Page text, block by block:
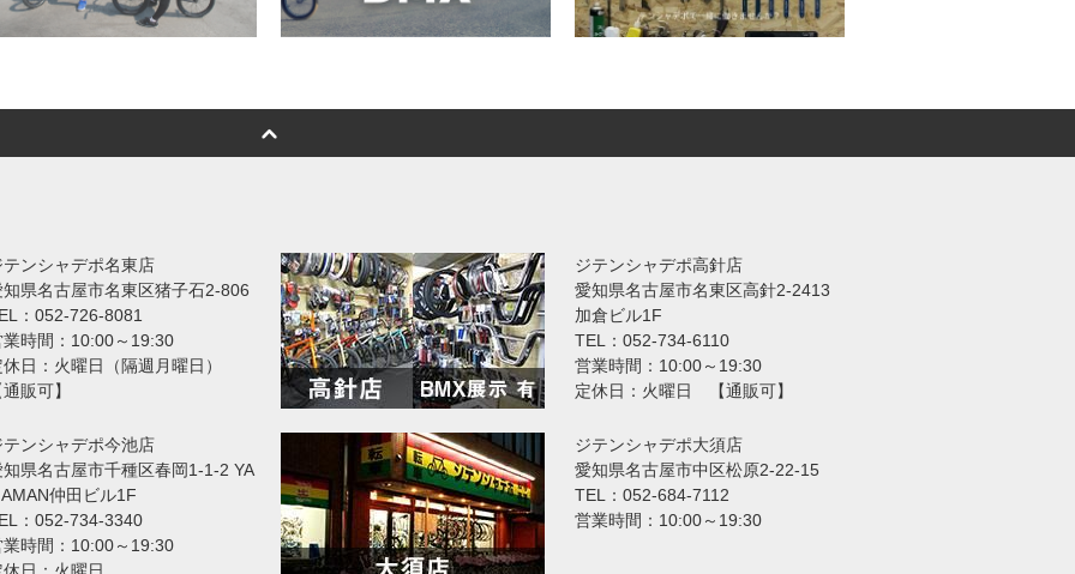
テンシャデポ名東店
知県名古屋市名東区猪子石2-806
：052-726-8081
業時間：10:00～19:30
休日：火曜日（隔週月曜日）
販可】
ジテンシャデポ高針店
愛知県名古屋市名東区高針2-2413
加倉ビル1F
TEL：052-734-6110
営業時間：10:00～19:30
定休日：火曜日 【通販可】
テンシャデポ今池店
知県名古屋市千種区春岡1-1-2 YA
仲田ビル1F
：052-734-3340
業時間：10:00～19:30
ジテンシャデポ大須店
愛知県名古屋市中区松原2-22-15
TEL：052-684-7112
営業時間：10:00～19:30